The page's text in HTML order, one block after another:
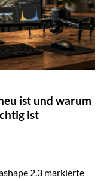
ist und warum
ist
2.3 markierte